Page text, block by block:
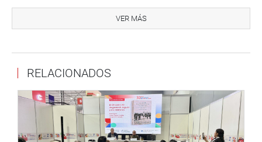
que la información fue puesta oportunamente a
disposición del consumidor y que este aceptó los
VER MÁS
RELACIONADOS